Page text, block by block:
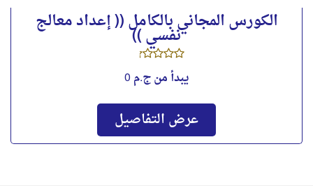
الكورس المجاني بالكامل (( إعداد معالج
نفسي ))
يبدأ منج.م 0
عرض التفاصيل